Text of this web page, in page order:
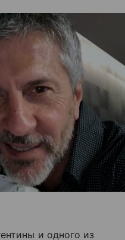
и одного из